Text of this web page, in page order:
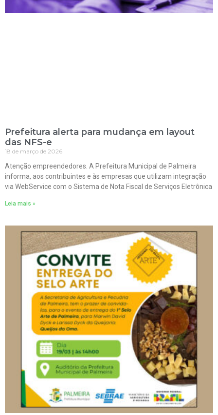
Prefeitura alerta para mudança em layout
das NFS-e
18 de março de 2026
Atenção empreendedores. A Prefeitura Municipal de Palmeira
informa, aos contribuintes e às empresas que utilizam integração
via WebService com o Sistema de Nota Fiscal de Serviços Eletrônica
Leia mais »